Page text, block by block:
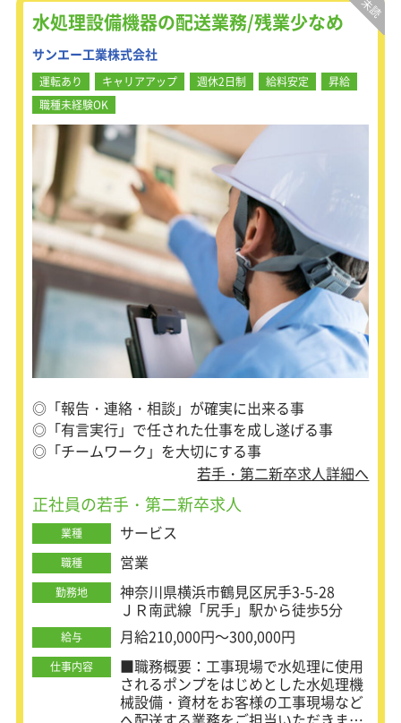
す。
資格取得支援もしているので、当社で
スキルを身につけることも可能です。
▼具体的な仕事内容
手伝い）
◎入浴物品の搬入出および設置（軽量
浴槽、ホース等）
＜どこよりも働きやすい環境を目指し
て＞
・「残業ゼロ」に向けた働き方改革を
推進しているため、平均残業時間は
13.7時間。
日曜固定休かつ、夜勤なしのためプラ
イベートの予定が立てやすく、
介護業界の中でもプライベートを充実
させやすい環境です。従業員満足度向
上のため、
全国のリゾート・国内宿泊施設・レジ
育児・介護・健康等の生活支援サービ
スも特別価格で受けられます。
・体の負担が多いことで知られる介護
当社は腰痛防止の役割を果たすマッス
ルスーツ（装着型介護ロボット）を共
同開発したり
ご利用者様を抱きかかえることなく移
乗できる「マルチ担架シート」を開発
するなど、
スタッフの作業負担を軽減するための
設備導入を積極的に行っています。
水処理設備機器の配送業務/残業少なめ
サンエー工業株式会社
運転あり キャリアアップ 週休2日制 給料安定
昇給
職種未経験OK
◎「報告・連絡・相談」が確実に出来る事
◎「有言実行」で任された仕事を成し遂げる事
◎「チームワーク」を大切にする事
若手・第二新卒求人詳細へ
正社員の若手・第二新卒求人
業種 サービス
職種 営業
勤務地
神奈川県横浜市鶴見区尻手3-5-28
ＪＲ南武線「尻手」駅から徒歩5分
給与 月給210,000円～300,000円
仕事内容
■職務概要：工事現場で水処理に使用
されるポンプをはじめとした水処理機
械設備・資材をお客様の工事現場など